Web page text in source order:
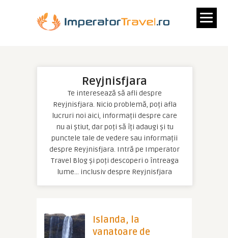
Reyjnisfjara
Te interesează să afli despre
Reyjnisfjara. Nicio problemă, poți afla
lucruri noi aici, informații despre care
nu ai știut, dar poți să îți adaugi și tu
punctele tale de vedere sau informații
despre Reyjnisfjara. Intră pe Imperator
Travel Blog și poți descoperi o întreaga
lume… inclusiv despre Reyjnisfjara
Islanda, la
vanatoare de